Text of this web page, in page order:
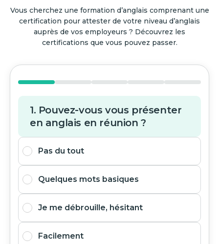
Vous cherchez une formation d’anglais comprenant une
certification pour attester de votre niveau d’anglais
auprès de vos employeurs ? Découvrez les
certifications que vous pouvez passer.
1. Pouvez-vous vous présenter
en anglais en réunion ?
Pas du tout
Quelques mots basiques
Je me débrouille, hésitant
Facilement